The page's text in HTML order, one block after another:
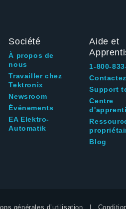
Société
À propos de
nous
Travailler chez
Tektronix
Newsroom
Événements
EA Elektro-
Automatik
Aide et
1-800-
Support
Centre
Blog
générales d’utilisation